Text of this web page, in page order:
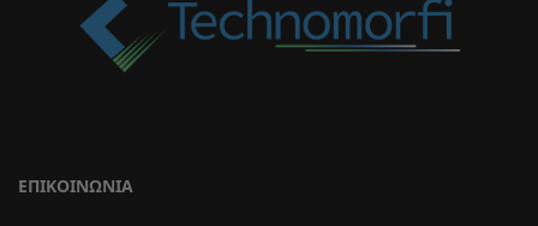
ΕΠΙΚΟΙΝΩΝΊΑ